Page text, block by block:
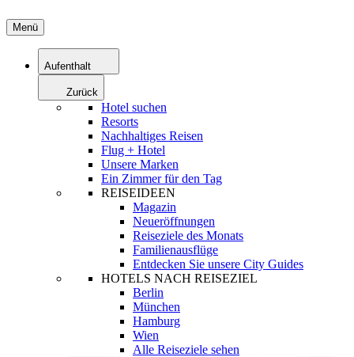
Menü
Aufenthalt
Zurück
Hotel suchen
Resorts
Nachhaltiges Reisen
Flug + Hotel
Unsere Marken
Ein Zimmer für den Tag
REISEIDEEN
Magazin
Neueröffnungen
Reiseziele des Monats
Familienausflüge
Entdecken Sie unsere City Guides
HOTELS NACH REISEZIEL
Berlin
München
Hamburg
Wien
Alle Reiseziele sehen